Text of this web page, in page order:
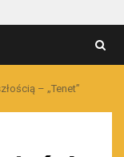
– „Tenet”